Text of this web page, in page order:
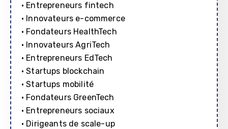
• Entrepreneurs fintech
• Innovateurs e-commerce
• Fondateurs HealthTech
• Innovateurs AgriTech
• Entrepreneurs EdTech
• Startups blockchain
• Startups mobilité
• Fondateurs GreenTech
• Entrepreneurs sociaux
• Dirigeants de scale-up